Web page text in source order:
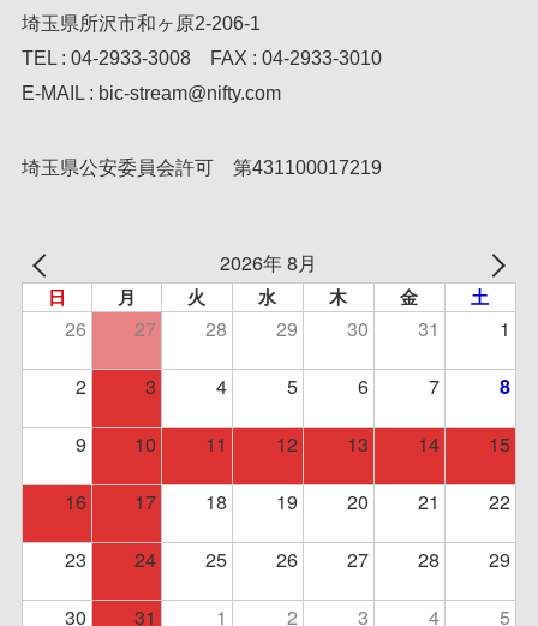
埼玉県所沢市和ヶ原2-206-1
TEL : 04-2933-3008 FAX : 04-2933-3010
E-MAIL : bic-stream@nifty.com
埼玉県公安委員会許可 第431100017219
2026年 8月
日 月 火 水 木 金 土
26 27 28 29 30 31
1
2
3 4 5 6 7 8
9 10 11 12 13 14
15
16
17 18 19 20 21
22
23
24 25 26 27 28
29
30
31 1 2 3 4 5